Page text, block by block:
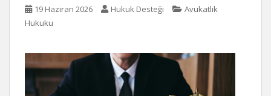
19 Haziran 2026 Hukuk Desteği
Avukatlık
Hukuku